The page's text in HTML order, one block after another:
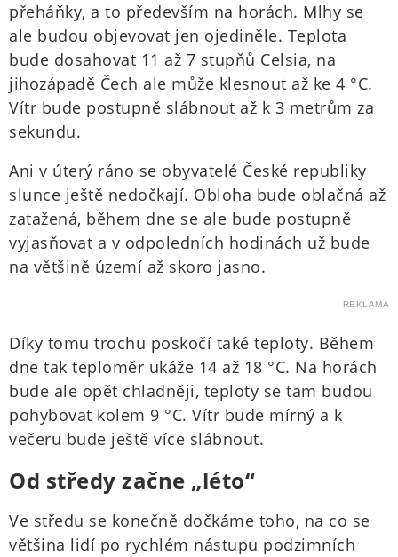
přeháňky, a to především na horách. Mlhy se
ale budou objevovat jen ojediněle. Teplota
bude dosahovat 11 až 7 stupňů Celsia, na
jihozápadě Čech ale může klesnout až ke 4 °C.
Vítr bude postupně slábnout až k 3 metrům za
sekundu.
Ani v úterý ráno se obyvatelé České republiky
slunce ještě nedočkají. Obloha bude oblačná až
zatažená, během dne se ale bude postupně
vyjasňovat a v odpoledních hodinách už bude
na většině území až skoro jasno.
REKLAMA
Díky tomu trochu poskočí také teploty. Během
dne tak teploměr ukáže 14 až 18 °C. Na horách
bude ale opět chladněji, teploty se tam budou
pohybovat kolem 9 °C. Vítr bude mírný a k
večeru bude ještě více slábnout.
Od středy začne „léto“
Ve středu se konečně dočkáme toho, na co se
většina lidí po rychlém nástupu podzimních